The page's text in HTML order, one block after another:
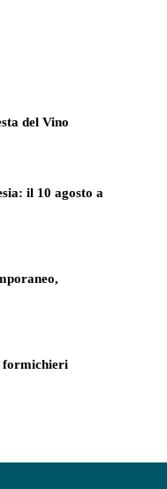
del Vino
il 10 agosto a
formichieri